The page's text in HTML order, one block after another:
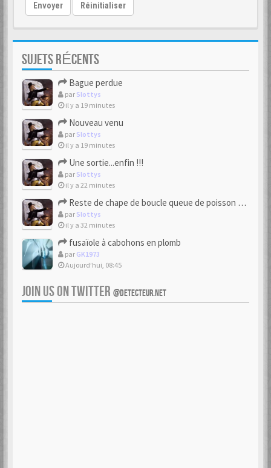
Envoyer Réinitialiser
SUJETS RÉCENTS
Bague perdue
par Slottys
il y a 19 minutes
Nouveau venu
par Slottys
il y a 19 minutes
Une sortie...enfin !!!
par Slottys
il y a 22 minutes
Reste de chape de boucle queue de poisson bipartite 17/18eme
par Slottys
il y a 32 minutes
fusaïole à cabohons en plomb
par GK1973
Aujourd’hui, 08:45
JOIN US ON TWITTER @DETECTEUR.NET